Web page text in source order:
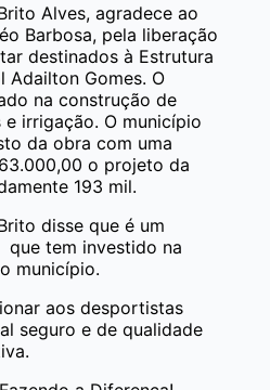
Alves, agradece ao
Barbosa, pela liberação
destinados à Estrutura
Adailton Gomes. O
na construção de
irrigação. O município
da obra com uma
o projeto da
193 mil.
disse que é um
tem investido na
município.
aos desportistas
seguro e de qualidade